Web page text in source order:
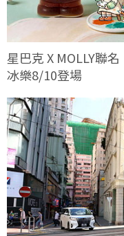
星巴克 X MOLLY聯
冰樂8/10登場